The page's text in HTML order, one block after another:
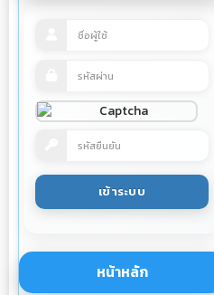
หน้าหลัก